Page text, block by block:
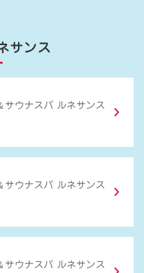
サンス
サウナスパ ルネサンス
サウナスパ ルネサンス
サウナスパ ルネサンス